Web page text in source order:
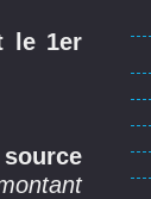
le 1er